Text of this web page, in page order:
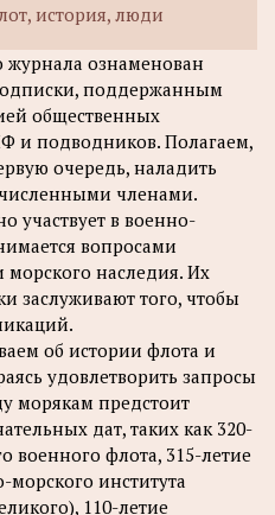
история, люди
ознаменован
поддержанным
общественных
и подводников. Полагаем,
очередь, наладить
членами.
участвует в военно-
вопросами
наследия. Их
заслуживают того, чтобы
об истории флота и
удовлетворить запросы
морякам предстоит
дат, таких как 320-
военного флота, 315-летие
института
110-летие